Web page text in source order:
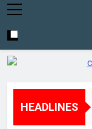
HEADLINES